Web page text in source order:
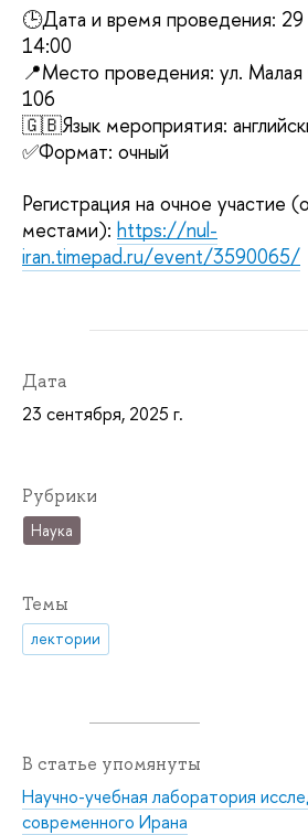
🕒Дата и время проведения:
14:00
📍Место проведения: ул.
106
🇬🇧Язык мероприятия:
✅Формат: очный
Регистрация на очное участие
местами): https://nul-
iran.timepad.ru/event/3590065/
Дата
23 сентября, 2025 г.
Рубрики
Наука
Темы
лектории
В статье упомянуты
Научно-учебная лаборатория
современного Ирана